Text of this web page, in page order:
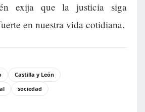
exija que la justicia siga
en nuestra vida cotidiana.
Castilla y León
sociedad